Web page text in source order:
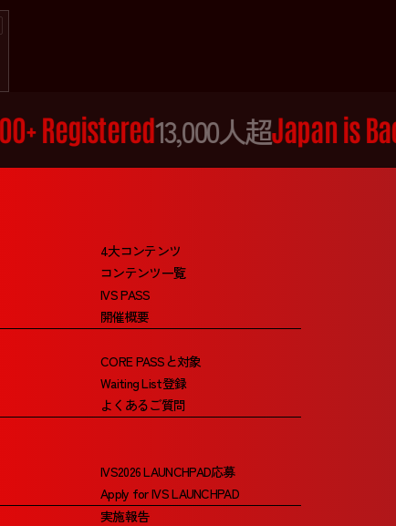
安部 匠悟
代表取締役
Registered13,000人超Japan is
4大コンテンツ
コンテンツ一覧
IVS PASS
開催概要
CORE PASSと対象
Waiting List登録
よくあるご質問
IVS2026 LAUNCHPAD応募
Apply for IVS LAUNCHPAD
実施報告